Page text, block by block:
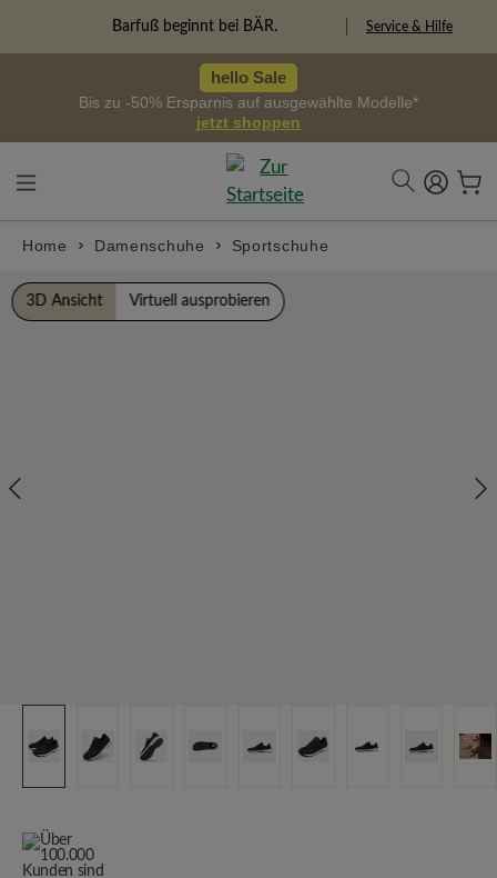
Freiheitspioniere Service & Hilfe
hello Sale
Bis zu -50% Ersparnis auf ausgewählte Modelle*
jetzt shoppen
Home Damenschuhe Sportschuhe
Bildergalerie überspringen
3D Ansicht Virtuell ausprobieren